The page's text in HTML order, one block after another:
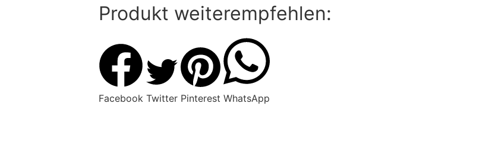
Produkt weiterempfehlen:
Facebook Twitter Pinterest WhatsApp